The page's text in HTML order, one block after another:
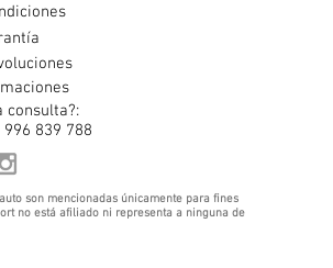
consulta?:
839 788
son mencionadas únicamente para fines
no está afiliado ni representa a ninguna de